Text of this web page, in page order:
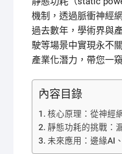
機制，透過脈衝神經
過去數年，學術界與
駛等場景中實現永不
產業化潛力，帶您一
內容目錄
核心原理：從神經
靜態功耗的挑戰：
未來應用：邊緣AI